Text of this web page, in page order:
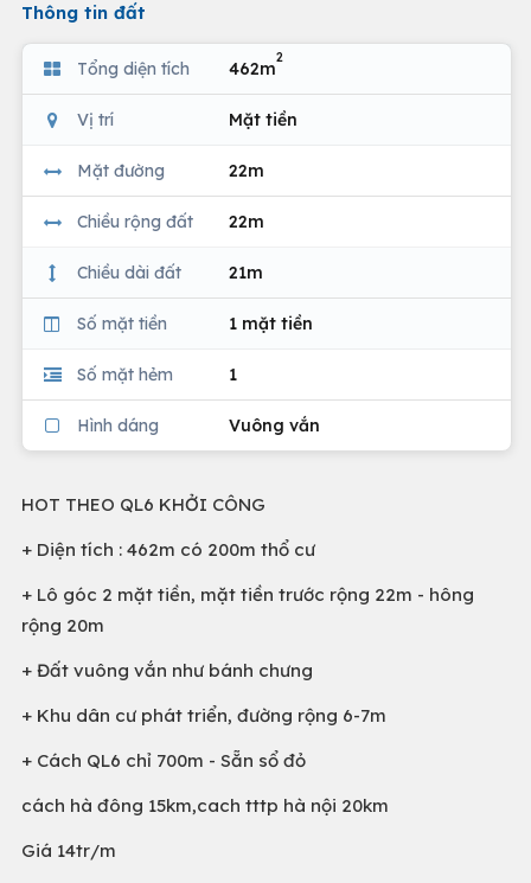
Thông tin đất
Tổng diện tích 462m
2
Vị trí Mặt tiền
Mặt đường 22m
Chiều rộng đất 22m
Chiều dài đất 21m
Số mặt tiền 1 mặt tiền
Số mặt hẻm 1
Hình dáng Vuông vắn
HOT THEO QL6 KHỞI CÔNG
+ Diện tích : 462m có 200m thổ cư
+ Lô góc 2 mặt tiền, mặt tiền trước rộng 22m - hông
rộng 20m
+ Đất vuông vắn như bánh chưng
+ Khu dân cư phát triển, đường rộng 6-7m
+ Cách QL6 chỉ 700m - Sẵn sổ đỏ
cách hà đông 15km,cach tttp hà nội 20km
Giá 14tr/m